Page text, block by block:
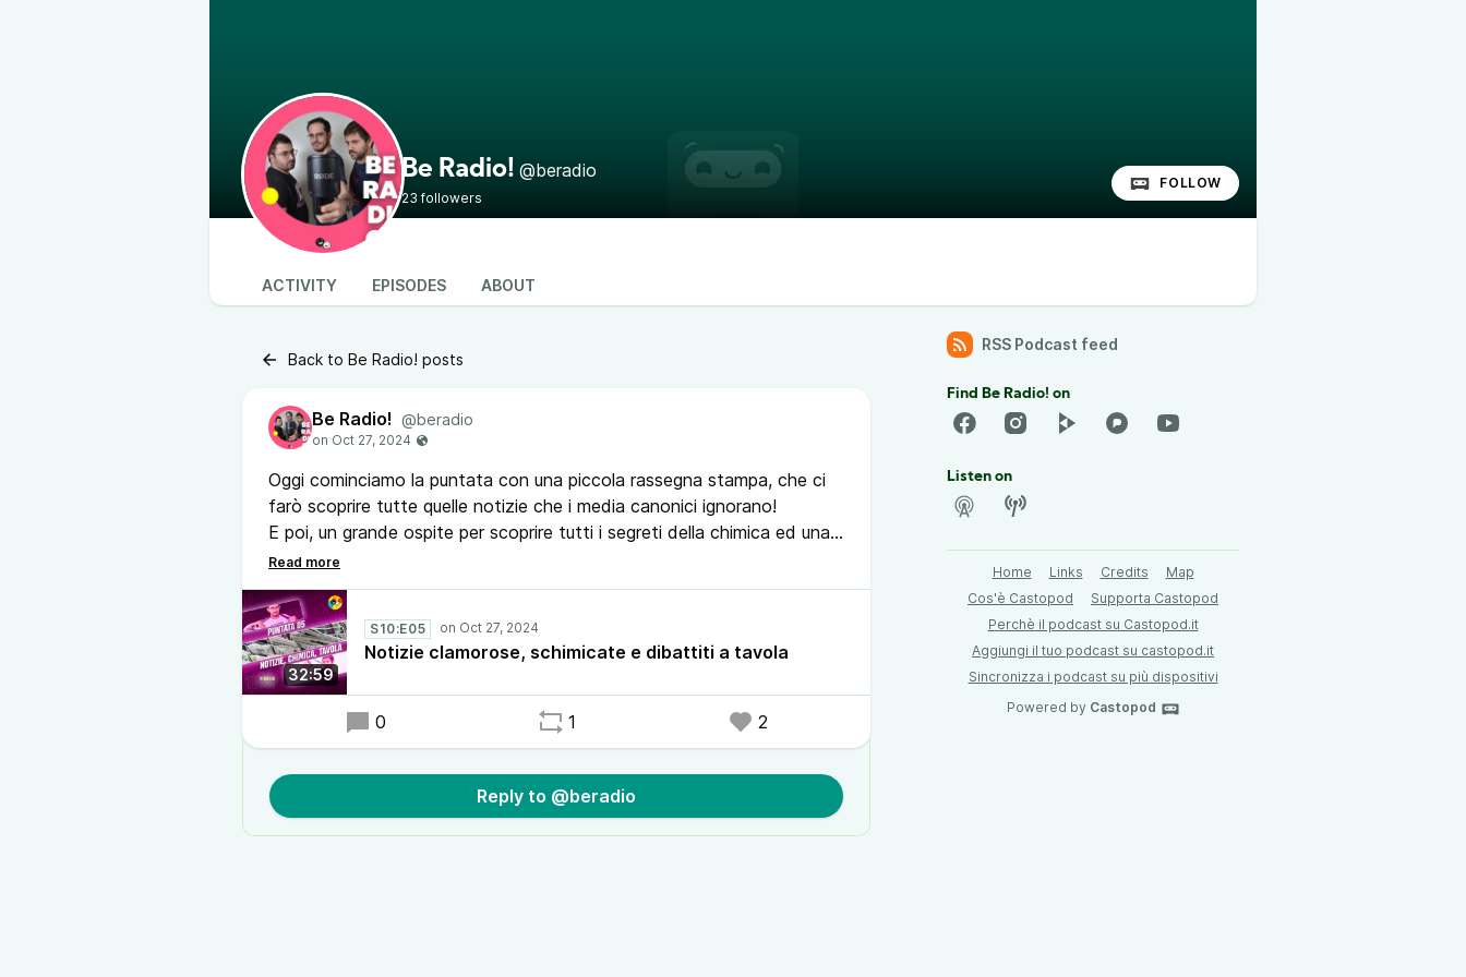
Be Radio! @beradio
23 followers
FOLLOW
ACTIVITY EPISODES ABOUT
Back to Be Radio! posts
Be Radio! @beradio
Oggi cominciamo la puntata con una piccola rassegna stampa, che ci
farò scoprire tutte quelle notizie che i media canonici ignorano!
E poi, un grande ospite per scoprire tutti i segreti della chimica ed una
nuova rubrica che ci porta un ennesimo dibattito, ma questa volta a
tavola!
32:59
S10:E05
Notizie clamorose, schimicate e dibattiti a tavola
0 1 2
Reply to @beradio
RSS Podcast feed
Find Be Radio! on
Listen on
Home Links Credits
Map
Cos'è Castopod
Supporta Castopod
Perchè il podcast su Castopod.it
Aggiungi il tuo podcast su castopod.it
Sincronizza i podcast su più dispositivi
Powered by Castopod